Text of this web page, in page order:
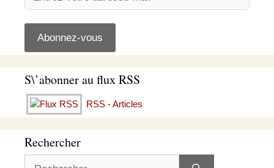
S\’abonner au flux RSS
RSS - Articles
Rechercher